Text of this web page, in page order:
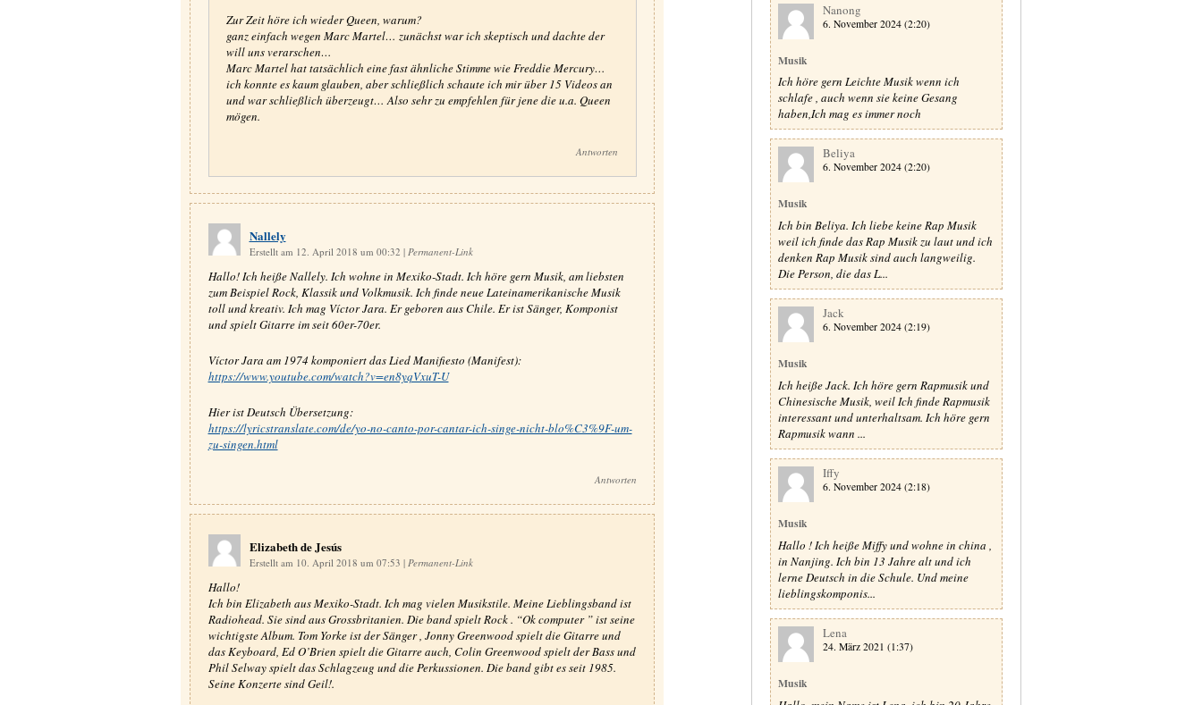
Zur Zeit höre ich wieder Queen, warum?
ganz einfach wegen Marc Martel… zunächst war ich skeptisch und dachte der
will uns verarschen…
Marc Martel hat tatsächlich eine fast ähnliche Stimme wie Freddie Mercury…
ich konnte es kaum glauben, aber schließlich schaute ich mir über 15 Videos an
und war schließlich überzeugt… Also sehr zu empfehlen für jene die u.a. Queen
mögen.
Antworten
Nallely
Erstellt am 12. April 2018 um 00:32 | Permanent-Link
Hallo! Ich heiße Nallely. Ich wohne in Mexiko-Stadt. Ich höre gern Musik, am liebsten
zum Beispiel Rock, Klassik und Volkmusik. Ich finde neue Lateinamerikanische Musik
toll und kreativ. Ich mag Víctor Jara. Er geboren aus Chile. Er ist Sänger, Komponist
und spielt Gitarre im seit 60er-70er.
Víctor Jara am 1974 komponiert das Lied Manifiesto (Manifest):
https://www.youtube.com/watch?v=en8yqVxuT-U
Hier ist Deutsch Übersetzung:
https://lyricstranslate.com/de/yo-no-canto-por-cantar-ich-singe-nicht-blo%C3%9F-um-
zu-singen.html
Antworten
Elizabeth de Jesús
Erstellt am 10. April 2018 um 07:53 | Permanent-Link
Hallo!
Ich bin Elizabeth aus Mexiko-Stadt. Ich mag vielen Musikstile. Meine Lieblingsband ist
Radiohead. Sie sind aus Grossbritanien. Die band spielt Rock . “Ok computer ” ist seine
wichtigste Album. Tom Yorke ist der Sänger , Jonny Greenwood spielt die Gitarre und
das Keyboard, Ed O’Brien spielt die Gitarre auch, Colin Greenwood spielt der Bass und
Phil Selway spielt das Schlagzeug und die Perkussionen. Die band gibt es seit 1985.
Seine Konzerte sind Geil!.
Nanong
6. November 2024 (2:20)
Musik
Ich höre gern Leichte Musik wenn ich
schlafe , auch wenn sie keine Gesang
haben,Ich mag es immer noch
Beliya
6. November 2024 (2:20)
Musik
Ich bin Beliya. Ich liebe keine Rap Musik
weil ich finde das Rap Musik zu laut und ich
denken Rap Musik sind auch langweilig.
Die Person, die das L...
Jack
6. November 2024 (2:19)
Musik
Ich heiße Jack. Ich höre gern Rapmusik und
Chinesische Musik, weil Ich finde Rapmusik
interessant und unterhaltsam. Ich höre gern
Rapmusik wann ...
Iffy
6. November 2024 (2:18)
Musik
Hallo ! Ich heiße Miffy und wohne in china ,
in Nanjing. Ich bin 13 Jahre alt und ich
lerne Deutsch in die Schule. Und meine
lieblingskomponis...
Lena
24. März 2021 (1:37)
Musik